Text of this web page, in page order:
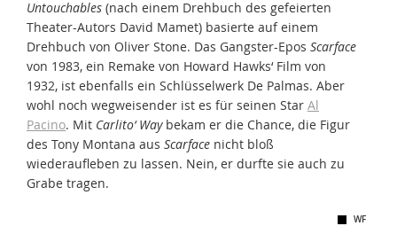
Untouchables (nach einem Drehbuch des gefeierten
Theater-Autors David Mamet) basierte auf einem
Drehbuch von Oliver Stone. Das Gangster-Epos Scarface
von 1983, ein Remake von Howard Hawks‘ Film von
1932, ist ebenfalls ein Schlüsselwerk De Palmas. Aber
wohl noch wegweisender ist es für seinen Star Al
Pacino. Mit Carlito‘ Waybekam er die Chance, die Figur
des Tony Montana aus Scarface nicht bloß
wiederaufleben zu lassen. Nein, er durfte sie auch zu
Grabe tragen.
WF